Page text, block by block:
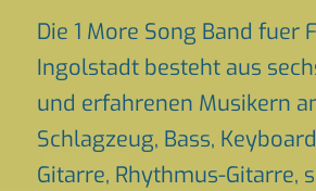
Die 1 More Song Band fuer
Ingolstadt besteht aus
und erfahrenen Musikern
Schlagzeug, Bass,
Gitarre, Rhythmus-Gitarre,